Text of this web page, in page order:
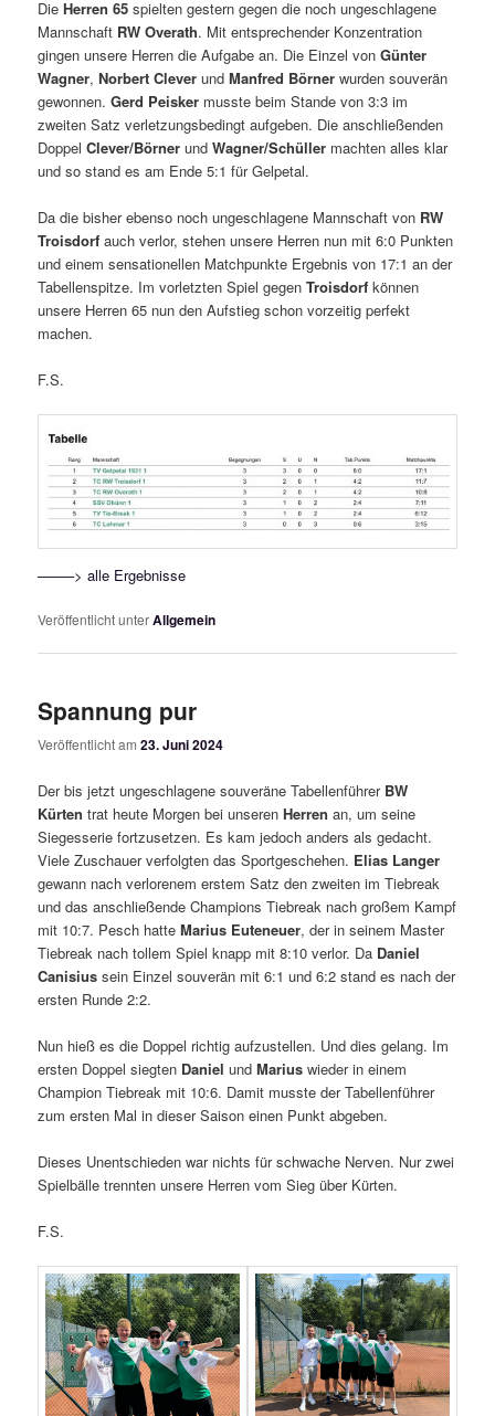
DieHerren 65 spielten gestern gegen die noch ungeschlagene
Mannschaft RW Overath. Mit entsprechender Konzentration
gingen unsere Herren die Aufgabe an. Die Einzel vonGünter
Wagner,Norbert Clever undManfred Börner wurden souverän
gewonnen.Gerd Peisker musste beim Stande von 3:3 im
zweiten Satz verletzungsbedingt aufgeben. Die anschließenden
DoppelClever/Börner undWagner/Schüller machten alles klar
und so stand es am Ende 5:1 für Gelpetal.
Da die bisher ebenso noch ungeschlagene Mannschaft von RW
Troisdorf auch verlor, stehen unsere Herren nun mit 6:0 Punkten
und einem sensationellen Matchpunkte Ergebnis von 17:1 an der
Tabellenspitze. Im vorletzten Spiel gegenTroisdorfkönnen
unsere Herren 65 nun den Aufstieg schon vorzeitig perfekt
machen.
F.S.
——–> alle Ergebnisse
Veröffentlicht unterAllgemein
Spannung pur
Veröffentlicht am23. Juni 2024
Der bis jetzt ungeschlagene souveräne Tabellenführer BW
Kürten trat heute Morgen bei unserenHerrenan, um seine
Siegesserie fortzusetzen. Es kam jedoch anders als gedacht.
Viele Zuschauer verfolgten das Sportgeschehen. Elias Langer
gewann nach verlorenem erstem Satz den zweiten im Tiebreak
und das anschließende Champions Tiebreak nach großem Kampf
mit 10:7. Pesch hatteMarius Euteneuer, der in seinem Master
Tiebreak nach tollem Spiel knapp mit 8:10 verlor. Da Daniel
Canisius sein Einzel souverän mit 6:1 und 6:2 stand es nach der
ersten Runde 2:2.
Nun hieß es die Doppel richtig aufzustellen. Und dies gelang. Im
ersten Doppel siegten Daniel undMariuswieder in einem
Champion Tiebreak mit 10:6. Damit musste der Tabellenführer
zum ersten Mal in dieser Saison einen Punkt abgeben.
Dieses Unentschieden war nichts für schwache Nerven. Nur zwei
Spielbälle trennten unsere Herren vom Sieg über Kürten.
F.S.